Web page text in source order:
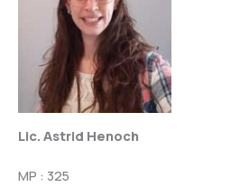
Lic. Astrid Henoch
MP : 325